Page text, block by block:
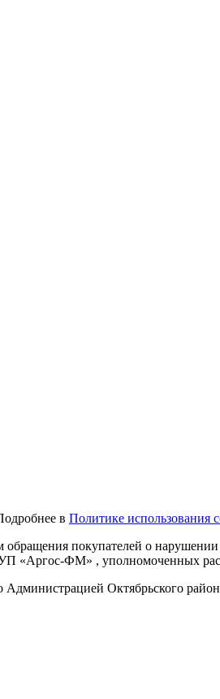
в Политике использования
обращения покупателей о
«Аргос-ФМ» , уполномоченных
Администрацией Октябрьского